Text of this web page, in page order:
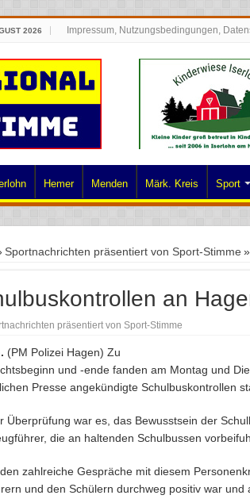
2026 Impressum, Nutzungsbedingungen,
Hemer Menden Märk. Kreis Sport
Sportnachrichten präsentiert von Sport-Stimme »
an
präsentiert von Sport-Stimme
(PM Polizei Hagen) Zu
und -ende fanden am Montag und
Presse angekündigte Schulbuskontrollen
Überprüfung war es, das Bewusstsein der
die an haltenden Schulbussen
zahlreiche Gespräche mit diesem
und den Schülern durchweg positiv war und